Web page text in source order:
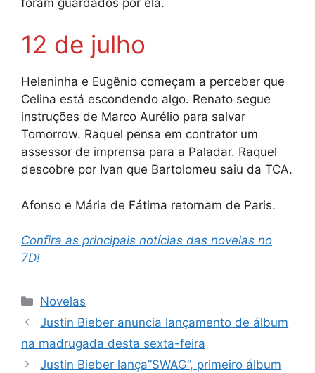
12 de julho
Heleninha e Eugênio começam a perceber que
Celina está escondendo algo. Renato segue
instruções de Marco Aurélio para salvar
Tomorrow. Raquel pensa em contrator um
assessor de imprensa para a Paladar. Raquel
descobre por Ivan que Bartolomeu saiu da TCA.
Afonso e Mária de Fátima retornam de Paris.
Confira as principais notícias das novelas no
7D!
Categorias
Novelas
Justin Bieber anuncia lançamento de álbum
na madrugada desta sexta-feira
Justin Bieber lança”SWAG”, primeiro álbum